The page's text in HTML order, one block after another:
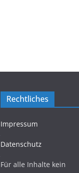
Rechtliches
Impressum
Datenschutz
Für alle Inhalte kein